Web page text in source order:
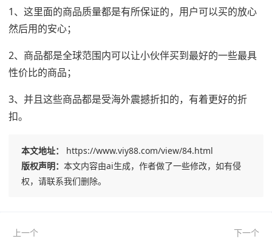
1、这里面的商品质量都是有所保证的，用户可以买的放心
然后用的安心；
2、商品都是全球范围内可以让小伙伴买到最好的一些最具
性价比的商品；
3、并且这些商品都是受海外震撼折扣的，有着更好的折
扣。
本文地址：
https://www.viy88.com/view/84.html
版权声明： 本文内容由ai生成，作者做了一些修改，如有侵
权，请联系我们删除。
上一个 下一个